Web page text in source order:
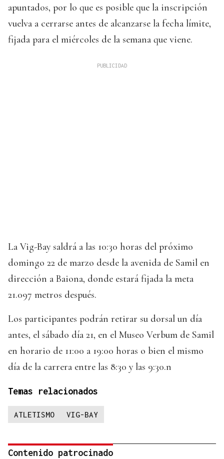
apuntados, por lo que es posible que la inscripción
vuelva a cerrarse antes de alcanzarse la fecha límite,
fijada para el miércoles de la semana que viene.
La Vig-Bay saldrá a las 10:30 horas del próximo
domingo 22 de marzo desde la avenida de Samil en
dirección a Baiona, donde estará fijada la meta
21.097 metros después.
Los participantes podrán retirar su dorsal un día
antes, el sábado día 21, en el Museo Verbum de Samil
en horario de 11:00 a 19:00 horas o bien el mismo
día de la carrera entre las 8:30 y las 9:30.n
Temas relacionados
ATLETISMO VIG-BAY
Contenido patrocinado